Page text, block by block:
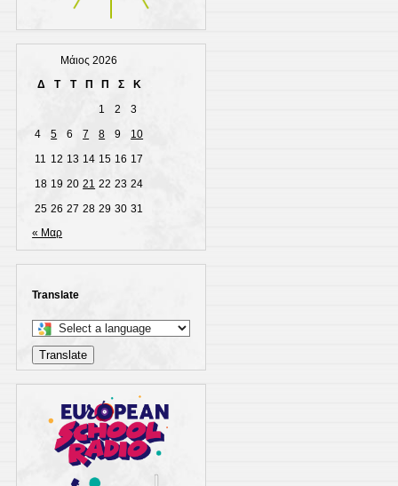
Μάιος 2026
Δ
Τ Τ Π Π Σ
Κ
1
2
3
4
5 6 7 8 9
10
11 12 13 14 15 16 17
18 19 20 21 22 23 24
25 26 27 28 29 30 31
« Μαρ
Translate
Select
a
language
translate
Translate